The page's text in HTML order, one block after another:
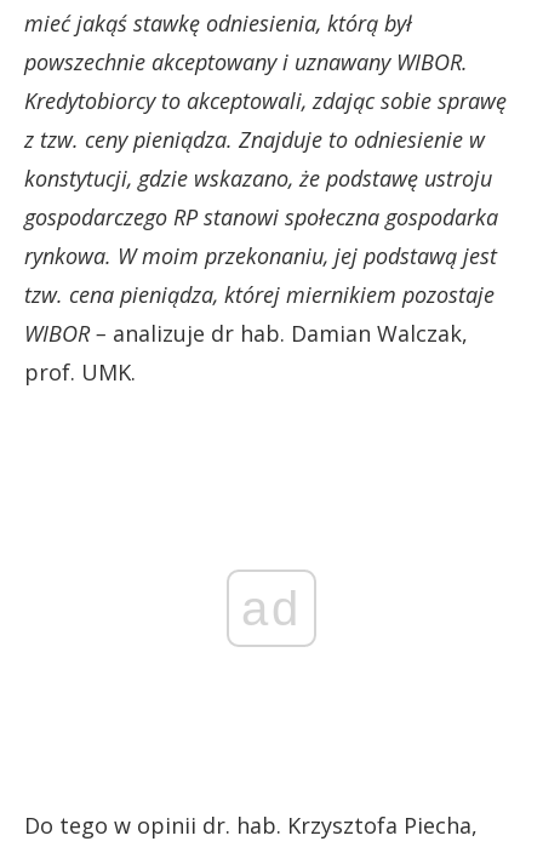
mieć jakąś stawkę odniesienia, którą był
powszechnie akceptowany i uznawany WIBOR.
Kredytobiorcy to akceptowali, zdając sobie sprawę
z tzw. ceny pieniądza. Znajduje to odniesienie w
konstytucji, gdzie wskazano, że podstawę ustroju
gospodarczego RP stanowi społeczna gospodarka
rynkowa. W moim przekonaniu, jej podstawą jest
tzw. cena pieniądza, której miernikiem pozostaje
WIBOR – analizuje dr hab. Damian Walczak,
prof. UMK.
ad
Do tego w opinii dr. hab. Krzysztofa Piecha,